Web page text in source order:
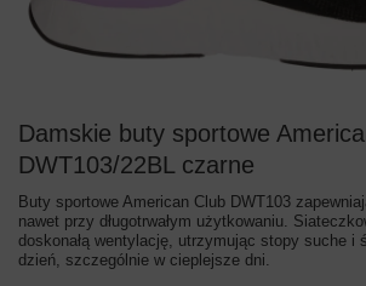
Damskie buty sportowe
DWT103/22BL czarne
Buty sportowe American Club DWT103
nawet przy długotrwałym użytkowaniu.
doskonałą wentylację, utrzymując stopy suche i
dzień, szczególnie w cieplejsze dni.